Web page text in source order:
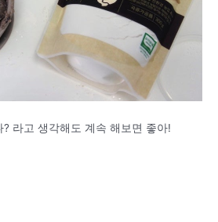
라고 생각해도 계속 해보면 좋아!